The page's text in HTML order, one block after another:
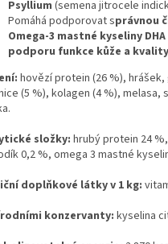
Psyllium (semena jitrocele
Pomáhá podporovat správnou
Omega-3 mastné kyseliny DHA
podporu funkce kůže a
hovězí protein (26 %),
(5 %), kolagen (4 %), melasa,
složky: hrubý protein 24
0,2 %, omega 3 mastné
doplňkové látky v 1 kg:
konzervanty: kyselina